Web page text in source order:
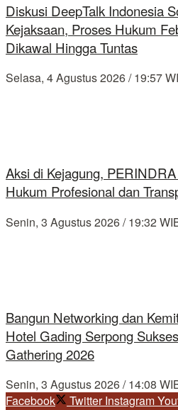
Diskusi DeepTalk Indonesia
Kejaksaan, Proses Hukum
Dikawal Hingga Tuntas
Selasa, 4 Agustus 2026 / 19:57
Aksi di Kejagung,
Hukum Profesional dan
Senin, 3 Agustus 2026 / 19:32
Bangun Networking dan
Hotel Gading Serpong
Gathering 2026
Senin, 3 Agustus 2026 / 14:08
Facebook
Twitter Instagram